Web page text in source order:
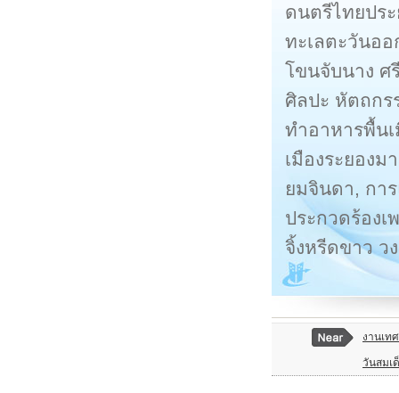
ดนตรีไทยปร
ทะเลตะวันอ
โขนจับนาง ศ
ศิลปะ หัตถกร
ทำอาหารพื้น
เมืองระยอง
ยมจินดา, กา
ประกวดร้อง
จิ้งหรีดขาว ว
งานเท
วันสมเ